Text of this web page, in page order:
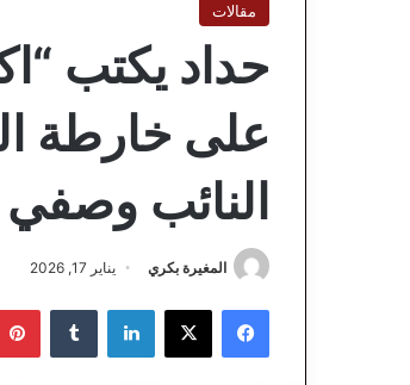
مقالات
حداد يكتب
على خارطة
النائب وصفي
المغيرة بكري يناير 17, 2026
فيسبوك لينكدإن